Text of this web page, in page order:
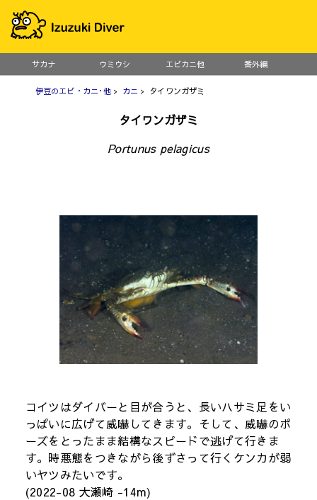
サカナ ウミウシ エビカニ他 番外編
伊豆のエビ・カニ･他> カニ > タイワンガザミ
タイワンガザミ
Portunus pelagicus
コイツはダイバーと目が合うと、長いハサミ足をい
っぱいに広げて威嚇してきます。そして、威嚇のポ
ーズをとったまま結構なスピードで逃げて行きま
す。時悪態をつきながら後ずさって行くケンカが弱
いヤツみたいです。
(2022-08 大瀬崎 -14m)